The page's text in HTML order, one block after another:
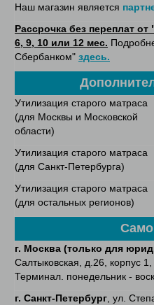
Наш магазин является
Рассрочка без переплат
6, 9, 10 или 12 мес.
Сбербанком" здесь.
Утилизация старого матраса
(для Москвы и Московской
области)
Утилизация старого матраса
(для Санкт-Петербурга)
Утилизация старого матраса
(для остальных регионов)
г. Москва (только для
Салтыковская, д.26, корпус
Терминал. понедельник -
г. Санкт-Петербург , ул.